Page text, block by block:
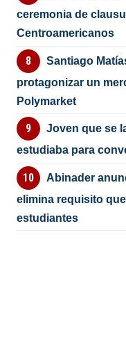
ceremonia de
Centroamericanos
Santiago
protagonizar un
Polymarket
Joven que se
estudiaba para
Abinader
elimina requisito
estudiantes